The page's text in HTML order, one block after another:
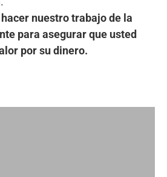
nuestro trabajo de la
para asegurar que usted
por su dinero.